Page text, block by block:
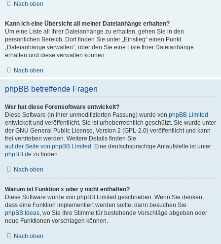
Nach oben
Kann ich eine Übersicht all meiner Dateianhänge erhalten?
Um eine Liste all Ihrer Dateianhänge zu erhalten, gehen Sie in den
persönlichen Bereich. Dort finden Sie unter „Einstieg“ einen Punkt
„Dateianhänge verwalten“, über den Sie eine Liste Ihrer Dateianhänge
erhalten und diese verwalten können.
Nach oben
phpBB betreffende Fragen
Wer hat diese Forensoftware entwickelt?
Diese Software (in ihrer unmodifizierten Fassung) wurde von phpBB Limited
entwickelt und veröffentlicht. Sie ist urheberrechtlich geschützt. Sie wurde unter
der GNU General Public License, Version 2 (GPL-2.0) veröffentlicht und kann
frei vertrieben werden. Weitere Details finden Sie
auf der Seite von phpBB Limited . Eine deutschsprachige Anlaufstelle ist unter
phpBB.de zu finden.
Nach oben
Warum ist Funktion x oder y nicht enthalten?
Diese Software wurde von phpBB Limited geschrieben. Wenn Sie denken,
dass eine Funktion implementiert werden sollte, dann besuchen Sie
phpBB Ideas, wo Sie Ihre Stimme für bestehende Vorschläge abgeben oder
neue Funktionen vorschlagen können.
Nach oben